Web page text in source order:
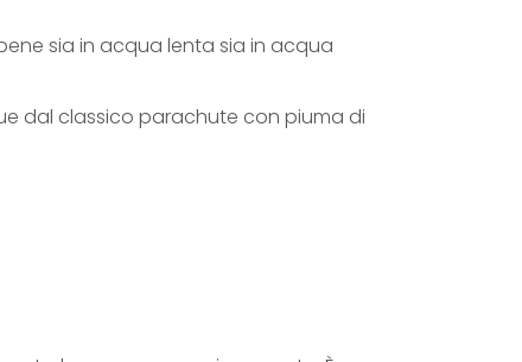
sia in acqua lenta sia in acqua
dal classico parachute con piuma di